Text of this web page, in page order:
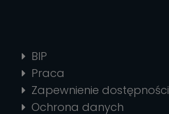
BIP
Praca
Zapewnienie dostępności
Ochrona danych